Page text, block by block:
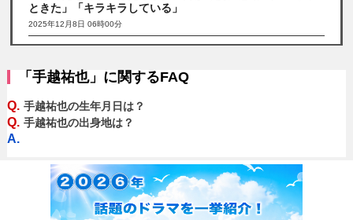
ときた」「キラキラしている」
2025年12月8日 06時00分
「手越祐也」に関するFAQ
Q. 手越祐也の生年月日は？
Q. 手越祐也の出身地は？
A.